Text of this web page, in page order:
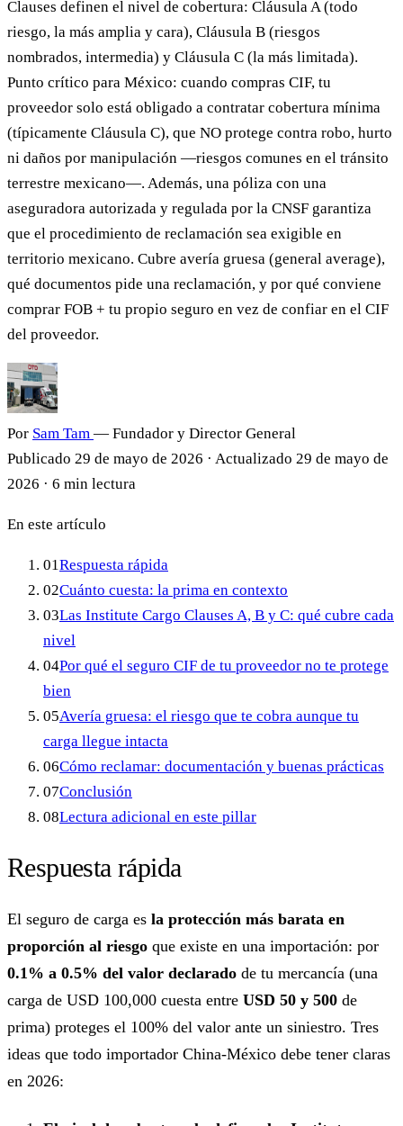
Clauses definen el nivel de cobertura: Cláusula A (todo
riesgo, la más amplia y cara), Cláusula B (riesgos
nombrados, intermedia) y Cláusula C (la más limitada).
Punto crítico para México: cuando compras CIF, tu
proveedor solo está obligado a contratar cobertura mínima
(típicamente Cláusula C), que NO protege contra robo, hurto
ni daños por manipulación —riesgos comunes en el tránsito
terrestre mexicano—. Además, una póliza con una
aseguradora autorizada y regulada por la CNSF garantiza
que el procedimiento de reclamación sea exigible en
territorio mexicano. Cubre avería gruesa (general average),
qué documentos pide una reclamación, y por qué conviene
comprar FOB + tu propio seguro en vez de confiar en el CIF
del proveedor.
Por Sam Tam — Fundador y Director General
Publicado 29 de mayo de 2026 · Actualizado 29 de mayo de
2026 · 6 min lectura
En este artículo
01Respuesta rápida
02Cuánto cuesta: la prima en contexto
03Las Institute Cargo Clauses A, B y C: qué cubre cada
nivel
04Por qué el seguro CIF de tu proveedor no te protege
bien
05Avería gruesa: el riesgo que te cobra aunque tu
carga llegue intacta
06Cómo reclamar: documentación y buenas prácticas
07Conclusión
08Lectura adicional en este pillar
Respuesta rápida
El seguro de carga es la protección más barata en
proporción al riesgo que existe en una importación: por
0.1% a 0.5% del valor declarado de tu mercancía (una
carga de USD 100,000 cuesta entre USD 50 y 500 de
prima) proteges el 100% del valor ante un siniestro. Tres
ideas que todo importador China-México debe tener claras
en 2026: